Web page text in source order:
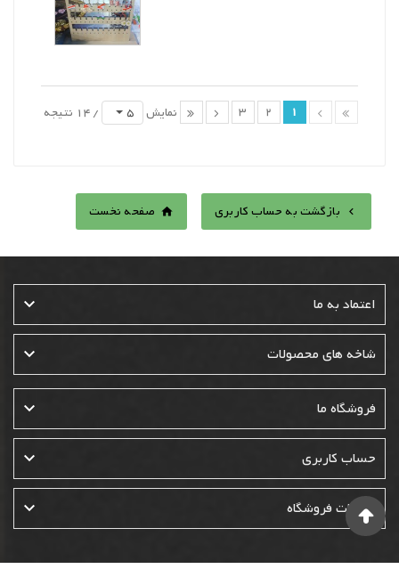
نمایش 5 / 14 نتیجه 1
2
3
 بازگشت به حساب کاربری  صفحه نخست
اعتماد به ما 
شاخه های محصولات 
فروشگاه ما 
حساب کاربری 
اطلاعات فروشگاه 